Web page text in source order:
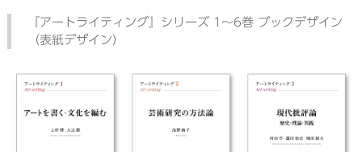
『アートライティング』シリーズ 1～6巻 ブックデザイン
（表紙デザイン）